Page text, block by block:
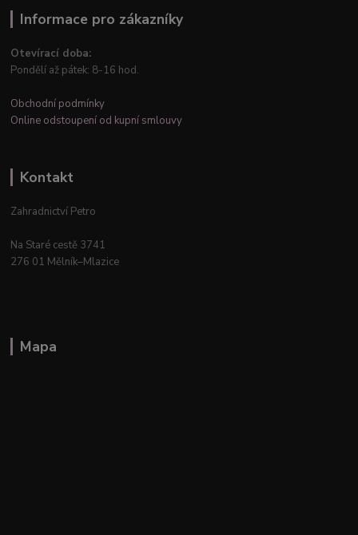
Informace pro zákazníky
Otevírací doba:
Pondělí až pátek: 8-16 hod.
Obchodní podmínky
Online odstoupení od kupní smlouvy
Kontakt
Zahradnictví Petro
Na Staré cestě 3741
276 01 Mělník–Mlazice
Mapa